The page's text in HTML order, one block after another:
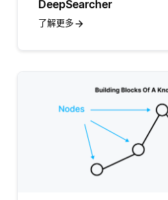
DeepSearcher
了解更多